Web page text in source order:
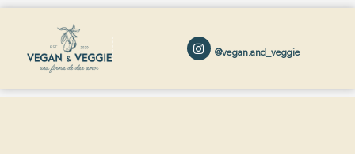
@vegan.and_veggie